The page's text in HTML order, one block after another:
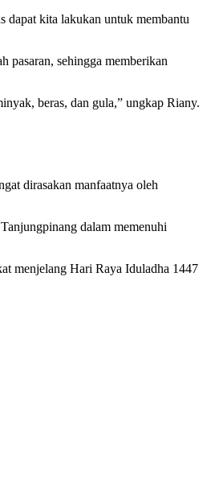
dapat kita lakukan untuk membantu
pasaran, sehingga memberikan
beras, dan gula,” ungkap Riany.
dirasakan manfaatnya oleh
dalam memenuhi
menjelang Hari Raya Iduladha 1447